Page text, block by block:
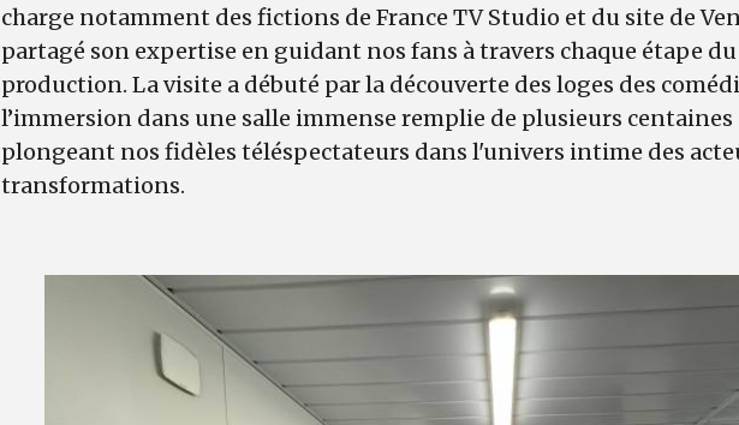
charge notamment des fictions de France TV Studio et du site de
partagé son expertise en guidant nos fans à travers chaque étape du
production. La visite a débuté par la découverte des loges des
l’immersion dans une salle immense remplie de plusieurs centaines
plongeant nos fidèles téléspectateurs dans l'univers intime des
transformations.